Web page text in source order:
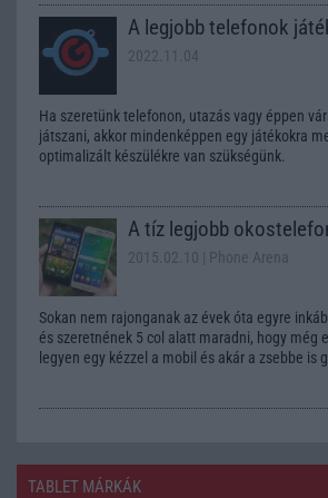
A legjobb telefonok
2022.11.04
Ha szeretünk telefonon, utazás vagy éppen
játszani, akkor mindenképpen egy játékokra
optimalizált készülékre van szükségünk.
A tíz legjobb
2015.02.10 | Phone Arena
Sokan nem rajonganak az évek óta egyre
és szeretnének 5 col alatt maradni, hogy még
legyen egy kézzel a mobil és akár a zsebbe is
TABLET MÁRKÁK